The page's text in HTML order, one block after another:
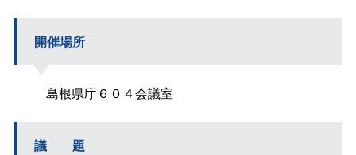
開催場所
島根県庁６０４会議室
議 題